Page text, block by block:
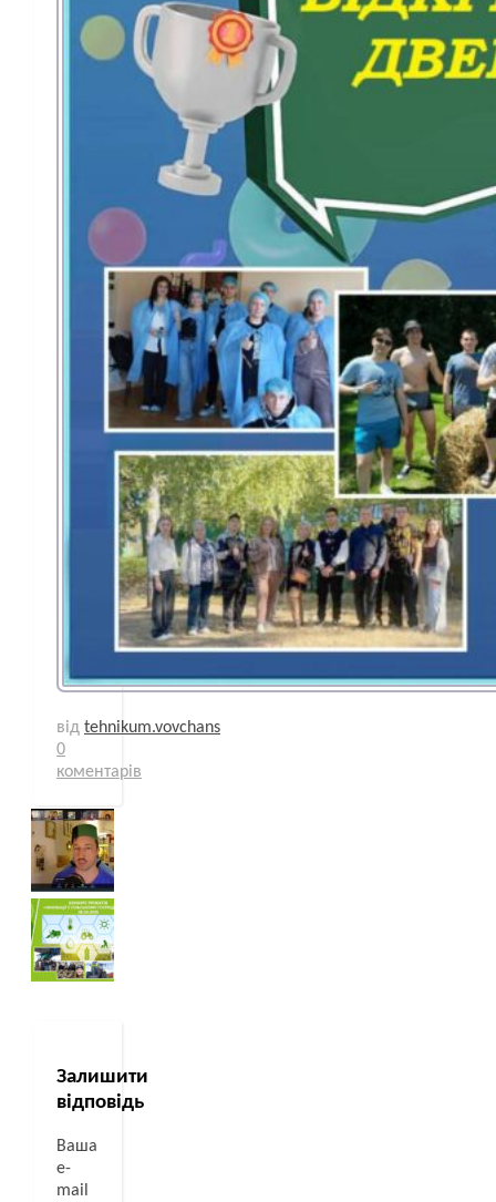
від tehnikum.vovchans
0
коментарів
Залишити
відповідь
Ваша
e-
mail